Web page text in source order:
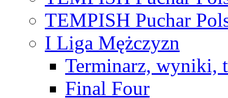
TEMPISH Puchar
I Liga Mężczyzn
Terminarz, wyniki,
Final Four